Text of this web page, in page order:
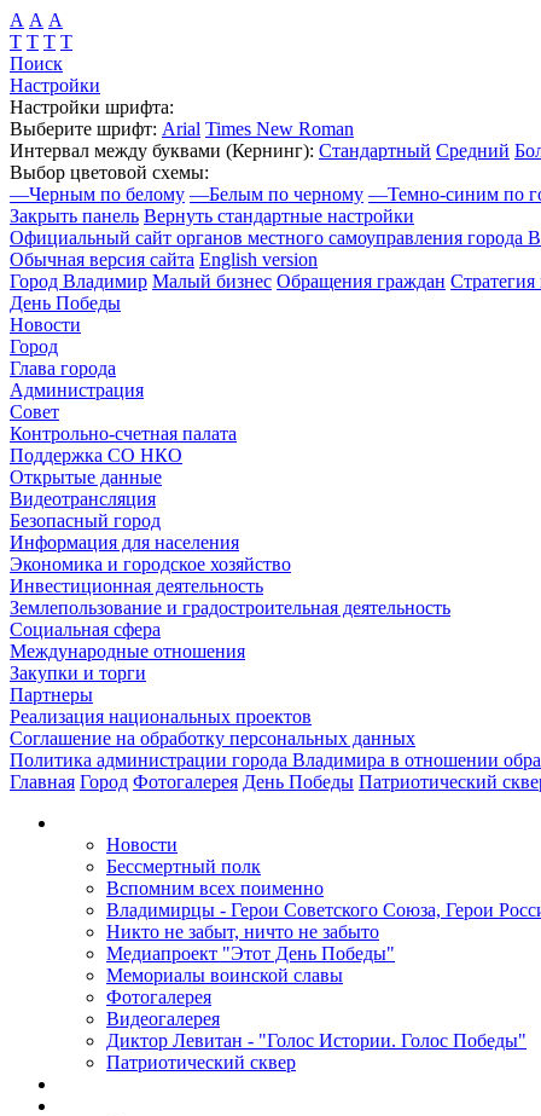
А А А
Т Т Т Т
Поиск
Настройки
Настройки шрифта:
Выберите шрифт: Arial Times New Roman
Интервал между буквами (Кернинг): Стандартный Средний
Выбор цветовой схемы:
—Черным по белому —Белым по черному —Темно-синим по
Закрыть панель Вернуть стандартные настройки
Официальный сайт органов местного самоуправления города
Обычная версия сайта English version
Город Владимир Малый бизнес Обращения граждан Стратегия
День Победы
Новости
Город
Глава города
Администрация
Совет
Контрольно-счетная палата
Поддержка СО НКО
Открытые данные
Видеотрансляция
Безопасный город
Информация для населения
Экономика и городское хозяйство
Инвестиционная деятельность
Землепользование и градостроительная деятельность
Социальная сфера
Международные отношения
Закупки и торги
Партнеры
Реализация национальных проектов
Соглашение на обработку персональных данных
Политика администрации города Владимира в отношении
Главная Город Фотогалерея День Победы Патриотический
Новости
Бессмертный полк
Вспомним всех поименно
Владимирцы - Герои Советского Союза, Герои
Никто не забыт, ничто не забыто
Медиапроект "Этот День Победы"
Мемориалы воинской славы
Фотогалерея
Видеогалерея
Диктор Левитан - "Голос Истории. Голос Победы"
Патриотический сквер